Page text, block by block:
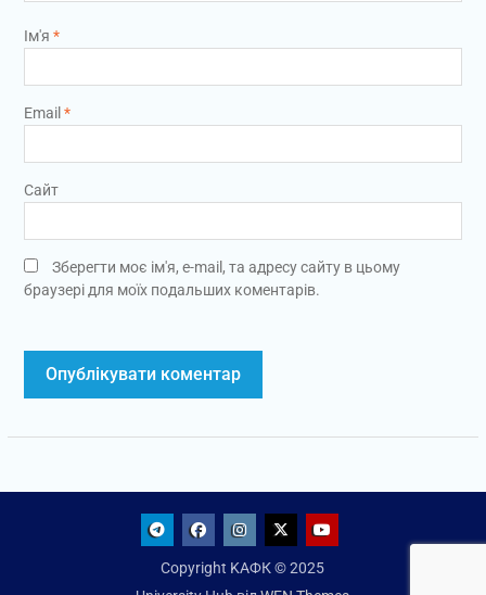
Ім'я *
Email *
Сайт
Зберегти моє ім'я, e-mail, та адресу сайту в цьому
браузері для моїх подальших коментарів.
Copyright KАФК © 2025